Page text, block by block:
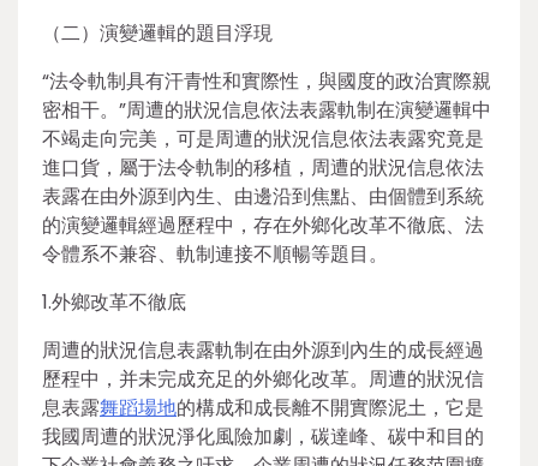
（二）演變邏輯的題目浮現
“法令軌制具有汗青性和實際性，與國度的政治實際親
密相干。”周遭的狀況信息依法表露軌制在演變邏輯中
不竭走向完美，可是周遭的狀況信息依法表露究竟是
進口貨，屬于法令軌制的移植，周遭的狀況信息依法
表露在由外源到內生、由邊沿到焦點、由個體到系統
的演變邏輯經過歷程中，存在外鄉化改革不徹底、法
令體系不兼容、軌制連接不順暢等題目。
1.外鄉改革不徹底
周遭的狀況信息表露軌制在由外源到內生的成長經過
歷程中，并未完成充足的外鄉化改革。周遭的狀況信
息表露舞蹈場地的構成和成長離不開實際泥土，它是
我國周遭的狀況淨化風險加劇，碳達峰、碳中和目的